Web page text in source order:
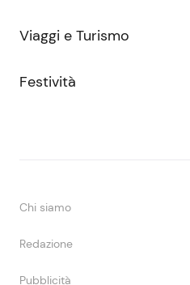
Viaggi e Turismo
Festività
Chi siamo
Redazione
Pubblicità